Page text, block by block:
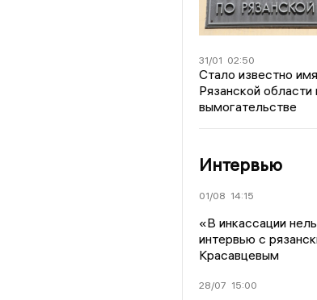
31/01 02:50
Стало известно
Рязанской
вымогательстве
Интервью
01/08 14:15
«В инкассации
интервью с
Красавцевым
28/07 15:00